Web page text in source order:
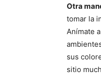
Otra
tomar la
Anímate
sus
sitio